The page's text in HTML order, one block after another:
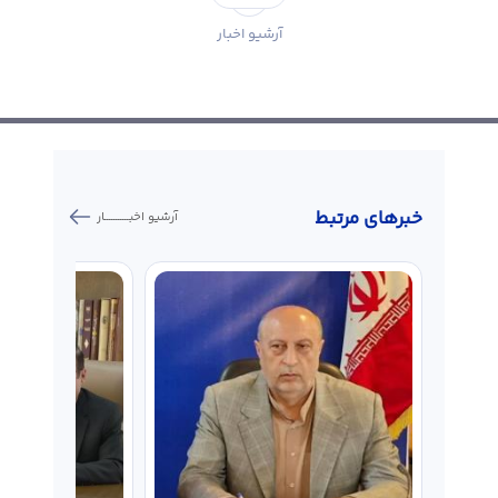
آرشیو اخبار
خبر‌های مرتبط آرشیو اخبـــــــــــار